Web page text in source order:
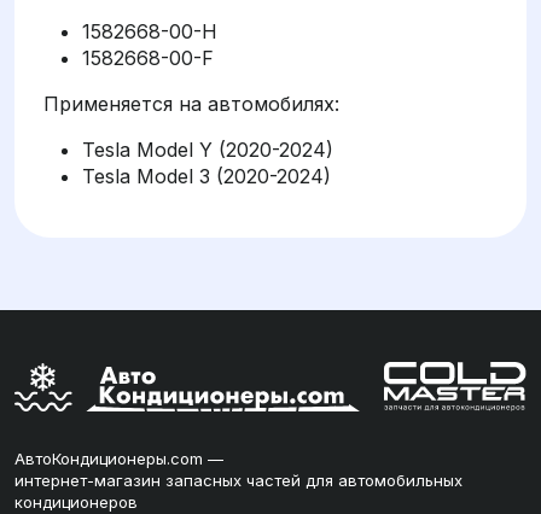
1582668-00-H
1582668-00-F
Применяется на автомобилях:
Tesla Model Y (2020-2024)
Tesla Model 3 (2020-2024)
АвтоКондиционеры.com —
интернет-магазин запасных частей для автомобильных
кондиционеров